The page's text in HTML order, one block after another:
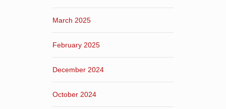
March 2025
February 2025
December 2024
October 2024